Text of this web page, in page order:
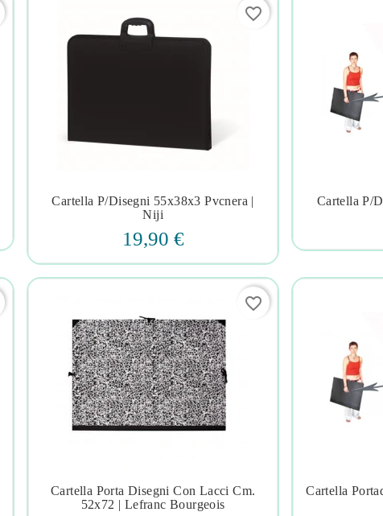

Cartella P/disegni 55x38x3 Pvcnera |
Niji
19,90 €
favorite_border
Cartella P/
   
Cartella Porta Disegni Con Lacci Cm.
52x72 | Lefranc Bourgeois
favorite_border
Cartella